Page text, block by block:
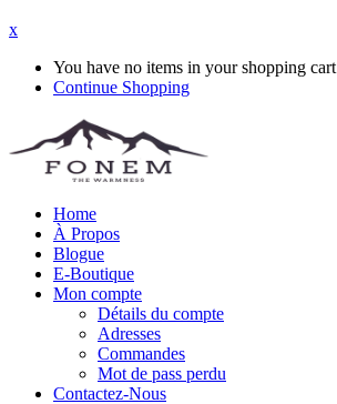
x
You have no items in your shopping cart
Continue Shopping
Home
À Propos
Blogue
E-Boutique
Mon compte
Détails du compte
Adresses
Commandes
Mot de pass perdu
Contactez-Nous